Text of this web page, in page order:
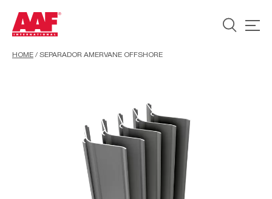
HOME / SEPARADOR AMERVANE OFFSHORE